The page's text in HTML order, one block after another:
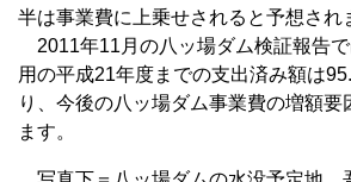
半は事業費に上乗せされると予想され
2011年11月の八ッ場ダム検証報告
用の平成21年度までの支出済み額は
り、今後の八ッ場ダム事業費の増額
ます。